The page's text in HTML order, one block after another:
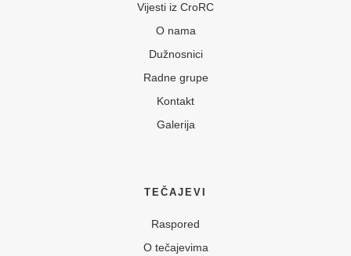
Vijesti iz CroRC
O nama
Dužnosnici
Radne grupe
Kontakt
Galerija
TEČAJEVI
Raspored
O tečajevima